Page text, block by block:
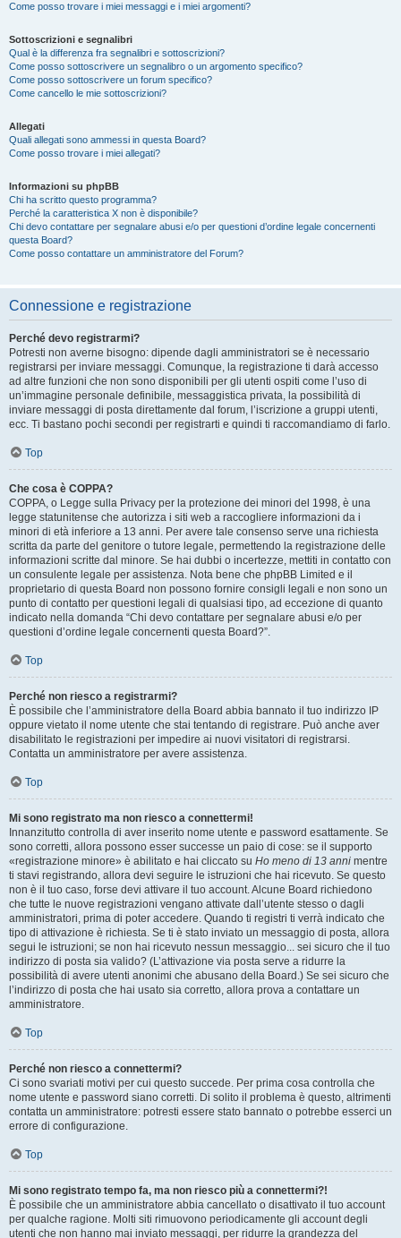
Come posso trovare i miei messaggi e i miei argomenti?
Sottoscrizioni e segnalibri
Qual è la differenza fra segnalibri e sottoscrizioni?
Come posso sottoscrivere un segnalibro o un argomento specifico?
Come posso sottoscrivere un forum specifico?
Come cancello le mie sottoscrizioni?
Allegati
Quali allegati sono ammessi in questa Board?
Come posso trovare i miei allegati?
Informazioni su phpBB
Chi ha scritto questo programma?
Perché la caratteristica X non è disponibile?
Chi devo contattare per segnalare abusi e/o per questioni d’ordine legale concernenti
questa Board?
Come posso contattare un amministratore del Forum?
Connessione e registrazione
Perché devo registrarmi?
Potresti non averne bisogno: dipende dagli amministratori se è necessario
registrarsi per inviare messaggi. Comunque, la registrazione ti darà accesso
ad altre funzioni che non sono disponibili per gli utenti ospiti come l’uso di
un’immagine personale definibile, messaggistica privata, la possibilità di
inviare messaggi di posta direttamente dal forum, l’iscrizione a gruppi utenti,
ecc. Ti bastano pochi secondi per registrarti e quindi ti raccomandiamo di farlo.
Top
Che cosa è COPPA?
COPPA, o Legge sulla Privacy per la protezione dei minori del 1998, è una
legge statunitense che autorizza i siti web a raccogliere informazioni da i
minori di età inferiore a 13 anni. Per avere tale consenso serve una richiesta
scritta da parte del genitore o tutore legale, permettendo la registrazione delle
informazioni scritte dal minore. Se hai dubbi o incertezze, mettiti in contatto con
un consulente legale per assistenza. Nota bene che phpBB Limited e il
proprietario di questa Board non possono fornire consigli legali e non sono un
punto di contatto per questioni legali di qualsiasi tipo, ad eccezione di quanto
indicato nella domanda “Chi devo contattare per segnalare abusi e/o per
questioni d’ordine legale concernenti questa Board?”.
Top
Perché non riesco a registrarmi?
È possibile che l’amministratore della Board abbia bannato il tuo indirizzo IP
oppure vietato il nome utente che stai tentando di registrare. Può anche aver
disabilitato le registrazioni per impedire ai nuovi visitatori di registrarsi.
Contatta un amministratore per avere assistenza.
Top
Mi sono registrato ma non riesco a connettermi!
Innanzitutto controlla di aver inserito nome utente e password esattamente. Se
sono corretti, allora possono esser successe un paio di cose: se il supporto
«registrazione minore» è abilitato e hai cliccato su Ho meno di 13 anni mentre
ti stavi registrando, allora devi seguire le istruzioni che hai ricevuto. Se questo
non è il tuo caso, forse devi attivare il tuo account. Alcune Board richiedono
che tutte le nuove registrazioni vengano attivate dall’utente stesso o dagli
amministratori, prima di poter accedere. Quando ti registri ti verrà indicato che
tipo di attivazione è richiesta. Se ti è stato inviato un messaggio di posta, allora
segui le istruzioni; se non hai ricevuto nessun messaggio... sei sicuro che il tuo
indirizzo di posta sia valido? (L’attivazione via posta serve a ridurre la
possibilità di avere utenti anonimi che abusano della Board.) Se sei sicuro che
l’indirizzo di posta che hai usato sia corretto, allora prova a contattare un
amministratore.
Top
Perché non riesco a connettermi?
Ci sono svariati motivi per cui questo succede. Per prima cosa controlla che
nome utente e password siano corretti. Di solito il problema è questo, altrimenti
contatta un amministratore: potresti essere stato bannato o potrebbe esserci un
errore di configurazione.
Top
Mi sono registrato tempo fa, ma non riesco più a connettermi?!
È possibile che un amministratore abbia cancellato o disattivato il tuo account
per qualche ragione. Molti siti rimuovono periodicamente gli account degli
utenti che non hanno mai inviato messaggi, per ridurre la grandezza del